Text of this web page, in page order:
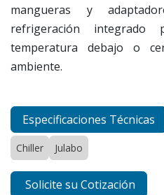
mangueras y
refrigeración
temperatura debajo o
ambiente.
Especificaciones Técnicas
Chiller Julabo
Solicite su Cotización